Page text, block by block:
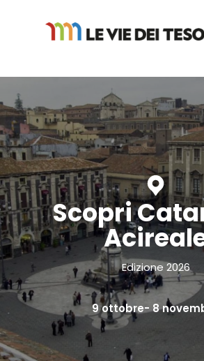
Scopri
9 ottobre- 8
Edizione 2026